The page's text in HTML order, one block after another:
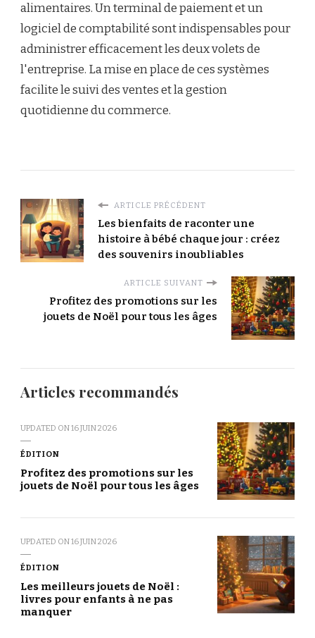
alimentaires. Un terminal de paiement et un
logiciel de comptabilité sont indispensables pour
administrer efficacement les deux volets de
l'entreprise. La mise en place de ces systèmes
facilite le suivi des ventes et la gestion
quotidienne du commerce.
ARTICLE PRÉCÉDENT
Les bienfaits de raconter une
histoire à bébé chaque jour : créez
des souvenirs inoubliables
ARTICLE SUIVANT
Profitez des promotions sur les
jouets de Noël pour tous les âges
Articles recommandés
UPDATED ON16 JUIN 2026
ÉDITION
Profitez des promotions sur les
jouets de Noël pour tous les âges
UPDATED ON16 JUIN 2026
ÉDITION
Les meilleurs jouets de Noël :
livres pour enfants à ne pas
manquer